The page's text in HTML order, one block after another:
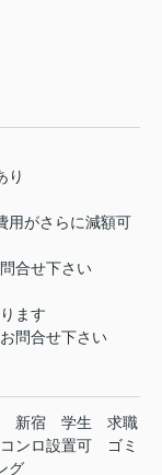
り
用がさらに減額可
合せ下さい
ます
問合せ下さい
新宿 学生
求職
ンロ設置可
ゴミ
グ